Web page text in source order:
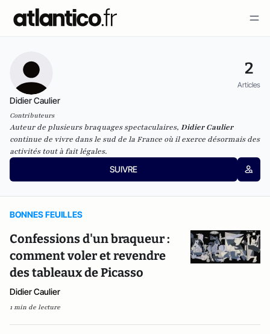
2
Articles
Didier Caulier
Contributeurs
Auteur de plusieurs braquages spectaculaires, Didier Caulier
continue de vivre dans le sud de la France où il exerce désormais des
activités tout à fait légales.
SUIVRE
BONNES FEUILLES
Confessions d'un braqueur :
comment voler et revendre
des tableaux de Picasso
Didier Caulier
1 min de lecture